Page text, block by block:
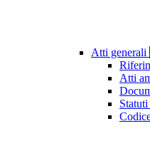
Atti generali
Atti